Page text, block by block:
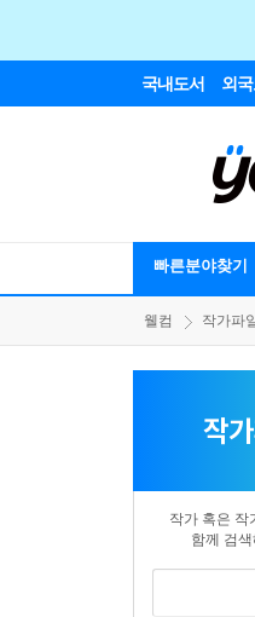
국내도서 외
빠른분야찾기
웰컴 작가파일
작
작가 혹은 작
함께 검